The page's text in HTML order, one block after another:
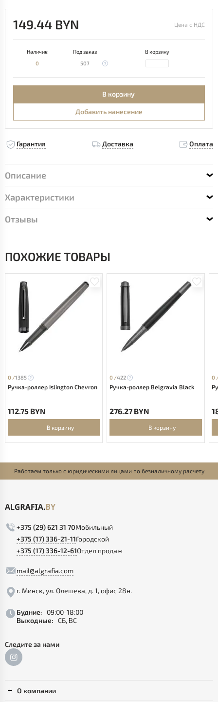
149.44 BYN Цена с НДС
Наличие Под заказ
В корзину
0
507
В корзину
Добавить нанесение
Гарантия Доставка Оплата
Описание
Характеристики
Отзывы
ПОХОЖИЕ ТОВАРЫ
0 /1385
Ручка-роллер Islington Chevron
112.75 BYN
В корзину
0 /422
Ручка-роллер Belgravia Black
276.27 BYN
В корзину
0
Работаем только с юридическими лицами по безналичному расчету
+375 (29) 621 31 70Мобильный
+375 (17) 336-21-11Городской
+375 (17) 336-12-61Отдел продаж
mail@algrafia.com
г. Минск, ул. Олешева, д. 1, офис 28н.
Будние:
09:00-18:00
Выходные: СБ, ВС
Следите за нами
О компании